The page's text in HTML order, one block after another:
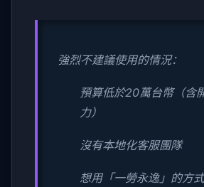
強烈不建議使用的情況：
預算低於20萬台幣（含
力）
沒有本地化客服團隊
想用「一勞永逸」的方